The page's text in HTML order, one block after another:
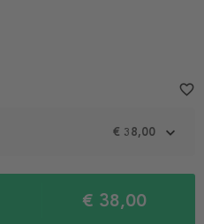
€ 38,00
€ 38,00
favorite_border